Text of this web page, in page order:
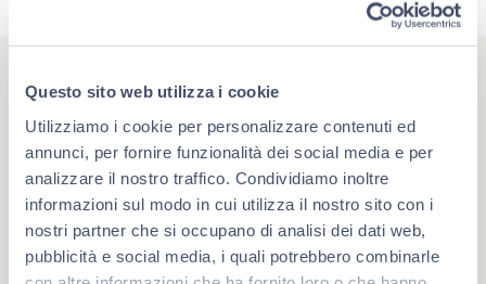
Questo sito web utilizza i cookie
Utilizziamo i cookie per personalizzare contenuti ed
annunci, per fornire funzionalità dei social media e per
analizzare il nostro traffico. Condividiamo inoltre
informazioni sul modo in cui utilizza il nostro sito con i
nostri partner che si occupano di analisi dei dati web,
pubblicità e social media, i quali potrebbero combinarle
#berlucchimoments
Che cosa rende un momento unico? A volte è un evento,
oppure un traguardo. Più spesso è la compagnia giusta e
la voglia di star bene insieme. Scopri Berlucchi sui
social.